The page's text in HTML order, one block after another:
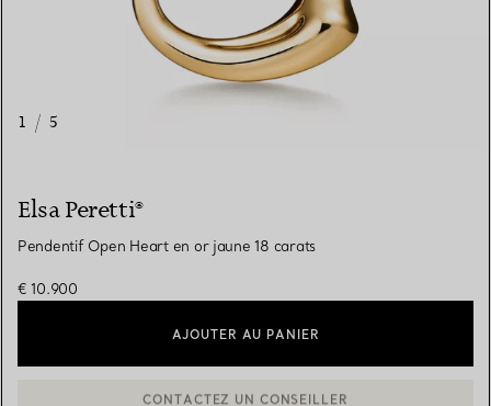
1 / 5
Elsa Peretti®
Pendentif Open Heart en or jaune 18 carats
€ 10.900
AJOUTER AU PANIER